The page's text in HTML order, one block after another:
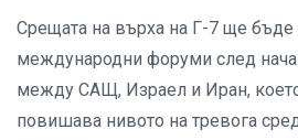
Срещата на върха на Г-7 ще
международни форуми след
между САЩ, Израел и Иран,
повишава нивото на тревога